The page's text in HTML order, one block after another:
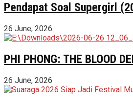
Pendapat Soal Supergirl
26 June, 2026
PHI PHONG: THE BLOOD
26 June, 2026